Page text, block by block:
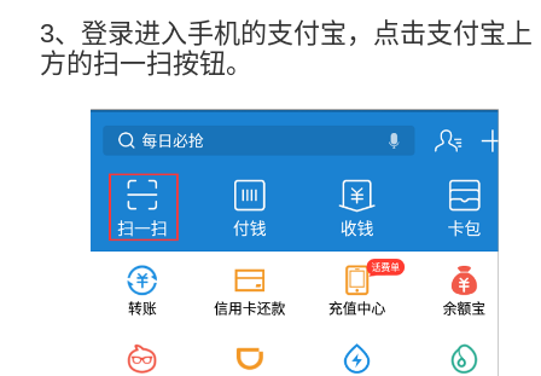
3、登录进入手机的支付宝，点击支付宝上
方的扫一扫按钮。